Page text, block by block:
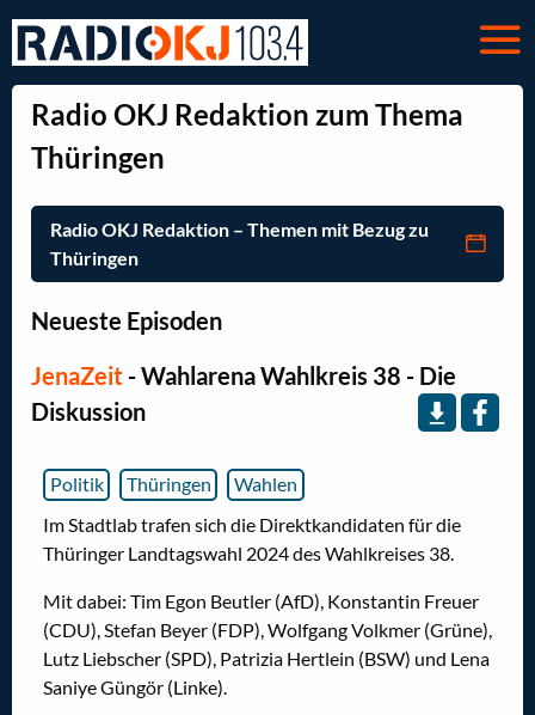
Radio OKJ Redaktion zum Thema
Thüringen
Radio OKJ Redaktion – Themen mit Bezug zu
Thüringen
Neueste Episoden
JenaZeit - Wahlarena Wahlkreis 38 - Die
Diskussion
Politik Thüringen
Wahlen
Im Stadtlab trafen sich die Direktkandidaten für die
Thüringer Landtagswahl 2024 des Wahlkreises 38.
Mit dabei: Tim Egon Beutler (AfD), Konstantin Freuer
(CDU), Stefan Beyer (FDP), Wolfgang Volkmer (Grüne),
Lutz Liebscher (SPD), Patrizia Hertlein (BSW) und Lena
Saniye Güngör (Linke).